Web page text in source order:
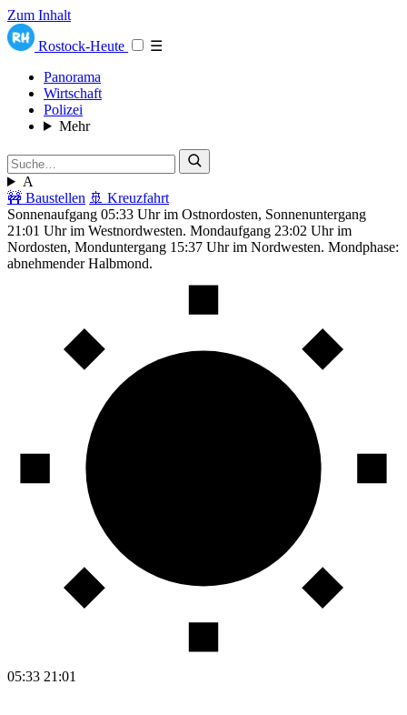
Zum Inhalt
Rostock-Heute
☰
Panorama
Wirtschaft
Polizei
Mehr
A
🚧 Baustellen 🚢 Kreuzfahrt
Sonnenaufgang 05:33 Uhr im Ostnordosten, Sonnenuntergang
21:01 Uhr im Westnordwesten. Mondaufgang 23:02 Uhr im
Nordosten, Monduntergang 15:37 Uhr im Nordwesten. Mondphase:
abnehmender Halbmond.
05:33 21:01